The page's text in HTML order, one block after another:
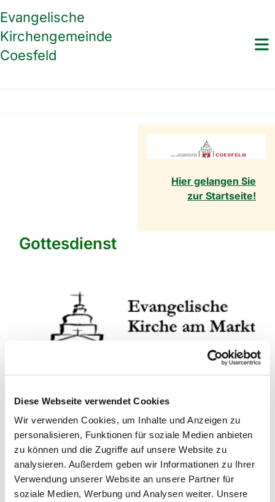
Diese Webseite verwendet Cookies
Wir verwenden Cookies, um Inhalte und Anzeigen zu
personalisieren, Funktionen für soziale Medien anbieten
zu können und die Zugriffe auf unsere Website zu
analysieren. Außerdem geben wir Informationen zu Ihrer
Verwendung unserer Website an unsere Partner für
soziale Medien, Werbung und Analysen weiter. Unsere
Evangelische
Kirchengemeinde
Coesfeld
Hier gelangen Sie
zur Startseite!
Gottesdienst
Sonntag, 8. August 2027, 10:00 -